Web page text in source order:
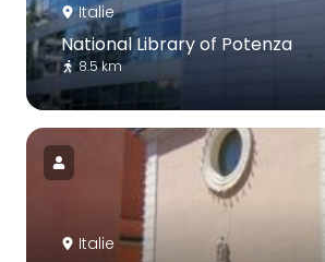
Italie
National Library of Potenza
8.5 km
Italie